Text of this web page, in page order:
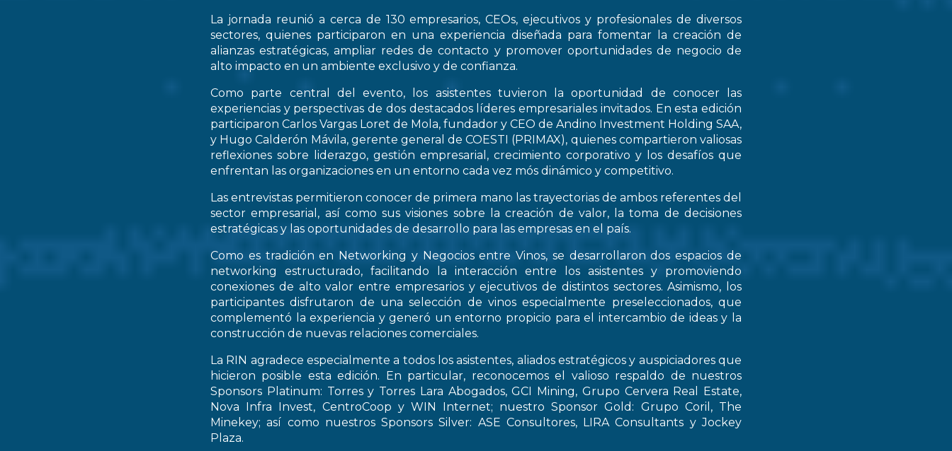
La jornada reunió a cerca de 130 empresarios, CEOs, ejecutivos y profesionales de diversos
sectores, quienes participaron en una experiencia diseñada para fomentar la creación de
alianzas estratégicas, ampliar redes de contacto y promover oportunidades de negocio de
alto impacto en un ambiente exclusivo y de confianza.
Como parte central del evento, los asistentes tuvieron la oportunidad de conocer las
experiencias y perspectivas de dos destacados líderes empresariales invitados. En esta edición
participaron Carlos Vargas Loret de Mola, fundador y CEO de Andino Investment Holding SAA,
y Hugo Calderón Mávila, gerente general de COESTI (PRIMAX), quienes compartieron valiosas
reflexiones sobre liderazgo, gestión empresarial, crecimiento corporativo y los desafíos que
enfrentan las organizaciones en un entorno cada vez mós dinámico y competitivo.
Las entrevistas permitieron conocer de primera mano las trayectorias de ambos referentes del
sector empresarial, así como sus visiones sobre la creación de valor, la toma de decisiones
estratégicas y las oportunidades de desarrollo para las empresas en el país.
Como es tradición en Networking y Negocios entre Vinos, se desarrollaron dos espacios de
networking estructurado, facilitando la interacción entre los asistentes y promoviendo
conexiones de alto valor entre empresarios y ejecutivos de distintos sectores. Asimismo, los
participantes disfrutaron de una selección de vinos especialmente preseleccionados, que
complementó la experiencia y generó un entorno propicio para el intercambio de ideas y la
construcción de nuevas relaciones comerciales.
La RIN agradece especialmente a todos los asistentes, aliados estratégicos y auspiciadores que
hicieron posible esta edición. En particular, reconocemos el valioso respaldo de nuestros
Sponsors Platinum: Torres y Torres Lara Abogados, GCI Mining, Grupo Cervera Real Estate,
Nova Infra Invest, CentroCoop y WIN Internet; nuestro Sponsor Gold: Grupo Coril, The
Minekey; así como nuestros Sponsors Silver: ASE Consultores, LIRA Consultants y Jockey
Plaza.